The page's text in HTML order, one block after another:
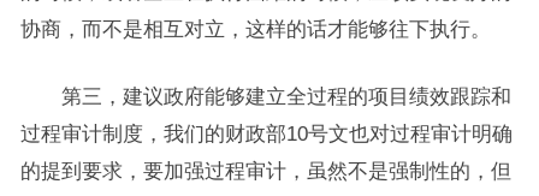
协商，而不是相互对立，这样的话才能够往下执行。
第三，建议政府能够建立全过程的项目绩效跟踪和
过程审计制度，我们的财政部10号文也对过程审计明确
的提到要求，要加强过程审计，虽然不是强制性的，但